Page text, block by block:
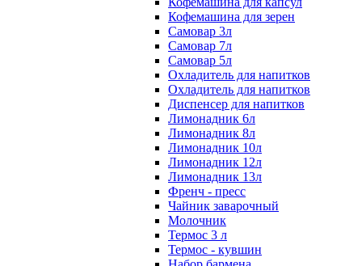
Кофемашина для зерен
Самовар 3л
Самовар 7л
Самовар 5л
Охладитель для напитков
Охладитель для напитков
Диспенсер для напитков
Лимонадник 6л
Лимонадник 8л
Лимонадник 10л
Лимонадник 12л
Лимонадник 13л
Френч - пресс
Чайник заварочный
Молочник
Термос 3 л
Термос - кувшин